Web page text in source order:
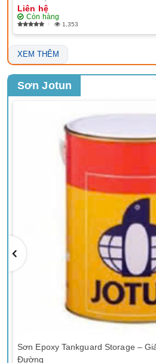
Liên hệ
Còn hàng
1,353
XEM THÊM
Sơn Jotun
Sơn Epoxy Tankguard Storage –
Đường